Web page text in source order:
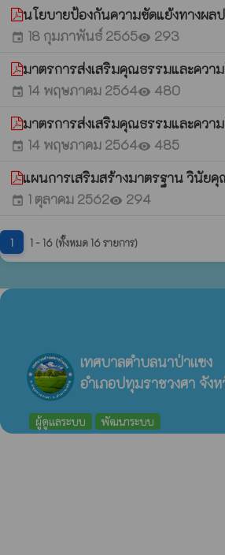
นโยบายป้องกันความขัดแย้งทางผ
event 18 กุมภาพันธ์ 2565visibility 293
มาตรการส่งเสริมคุณธรรมและควา
event 14 พฤษภาคม 2564visibility 480
มาตรการส่งเสริมคุณธรรมและควา
event 14 พฤษภาคม 2564visibility 485
แผนการเสริมสร้างมาตรฐาน วินั
event 1 ตุลาคม 2562visibility 294
1 1 - 16 (ทั้งหมด 16 รายการ)
เทศบาลตำบลนาป่าแซง
อำเภอปทุมราชวงศา จัง
ผู้ดูแลระบบ พัฒนาระบบ